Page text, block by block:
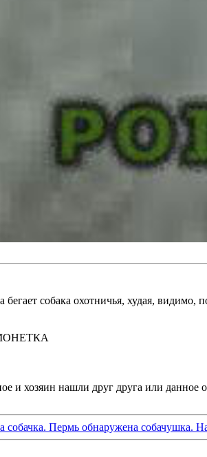
собака охотничья, худая, видимо,
МОНЕТКА
собачка. Пермь обнаружена собачушка.